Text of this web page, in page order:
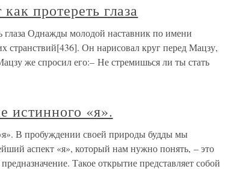
протереть глаза
глаза Однажды молодой наставник по имени
странствий[436]. Он нарисовал круг перед Мацзу,
же спросил его:– Не стремишься ли ты стать
истинного «я».
В пробуждении своей природы будды мы
аспект «я», который нам нужно понять, – это
Такое открытие представляет собой